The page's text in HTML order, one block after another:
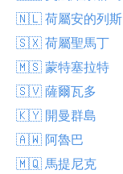
🇳🇱 荷屬安的列斯
🇸🇽 荷屬聖馬丁
🇲🇸 蒙特塞拉特
🇸🇻 薩爾瓦多
🇰🇾 開曼群島
🇦🇼 阿魯巴
🇲🇶 馬提尼克